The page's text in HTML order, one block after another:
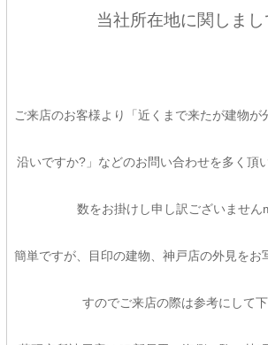
当社所在地に関しまし
ご来店のお客様より「近くまで来たが建物が
沿いですか?」などのお問い合わせを多く頂
数をお掛けし申し訳ございません
簡単ですが、目印の建物、神戸店の外見をお
すのでご来店の際は参考にして